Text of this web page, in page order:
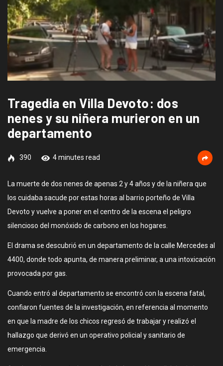
Tragedia en Villa Devoto: dos
nenes y su niñera murieron en un
departamento
390 4 minutes read
La muerte de dos nenes de apenas 2 y 4 años y de la niñera que
los cuidaba sacude por estas horas al barrio porteño de Villa
Devoto y vuelve a poner en el centro de la escena el peligro
silencioso del monóxido de carbono en los hogares.
El drama se descubrió en un departamento de la calle Mercedes al
4400, donde todo apunta, de manera preliminar, a una intoxicación
provocada por gas.
Cuando entró al departamento se encontró con la escena fatal,
confiaron fuentes de la investigación, en referencia al momento
en que la madre de los chicos regresó de trabajar y realizó el
hallazgo que derivó en un operativo policial y sanitario de
emergencia.